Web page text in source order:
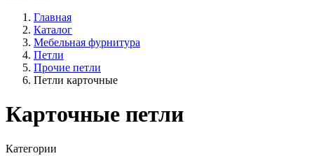
Главная
Каталог
Мебельная фурнитура
Петли
Прочие петли
Петли карточные
Карточные петли
Категории